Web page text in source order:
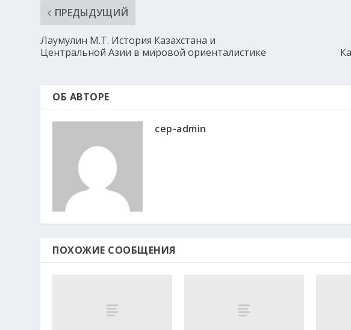
ПРЕДЫДУЩИЙ
Лаумулин М.Т. История Казахстана и
Центральной Азии в мировой ориенталистике
ОБ АВТОРЕ
cep-admin
ПОХОЖИЕ СООБЩЕНИЯ